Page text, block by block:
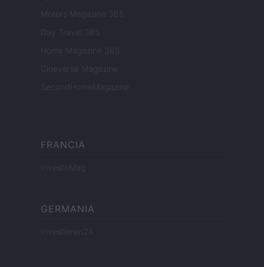
Motors Magazine 365
Day Travel 365
Home Magazine 365
Cineverse Magazine
SecondHomeMagazine
FRANCIA
InvestirMag
GERMANIA
Investieren24